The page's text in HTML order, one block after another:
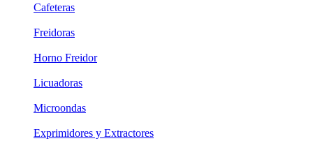
Cafeteras
Freidoras
Horno Freidor
Licuadoras
Microondas
Exprimidores y Extractores